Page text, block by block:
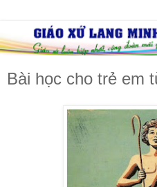
Bài học cho trẻ em